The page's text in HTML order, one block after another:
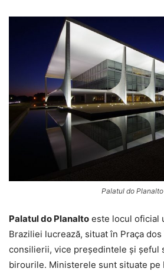
Palatul do Planalto
Palatul do Planalto este locul oficial
Braziliei lucrează, situat în Praça
consilierii, vice președintele și șeful
birourile. Ministerele sunt situate pe